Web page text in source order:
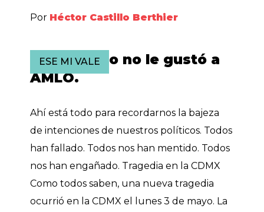
Por Héctor Castillo Berthier
ESE MI VALE
El sabadazo no le gustó a
AMLO.
Ahí está todo para recordarnos la bajeza
de intenciones de nuestros políticos. Todos
han fallado. Todos nos han mentido. Todos
nos han engañado. Tragedia en la CDMX
Como todos saben, una nueva tragedia
ocurrió en la CDMX el lunes 3 de mayo. La